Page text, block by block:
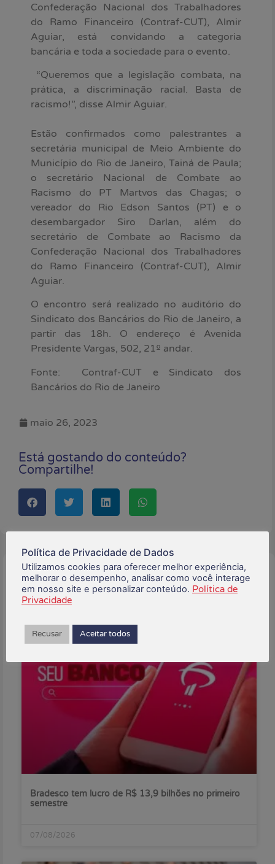
Confederação Nacional dos Trabalhadores
do Ramo Financeiro (Contraf-CUT), Almir
Aguiar, está convidando a categoria
bancária e toda a sociedade para o evento.
“Queremos que a legislação combata, na
prática, a discriminação racial. Basta de
racismo!”, disse Almir Aguiar.
Estão confirmados como palestrantes a
secretária municipal de Meio Ambiente do
Município do Rio de Janeiro, Tainá de Paula;
o secretário Nacional de Combate ao
Racismo do PT Martvos das Chagas; o
vereador do Rio Edson Santos (PT) e o
desembargador Siro Darlan, além do
secretário de Combate ao Racismo da
Confederação Nacional dos Trabalhadores
do Ramo Financeiro (Contraf-CUT), Almir
Aguiar.
O encontro será realizado no auditório do
Sindicato dos Bancários do Rio de Janeiro, a
partir das 18h. O endereço é Avenida
Presidente Vargas, 502, 21º andar.
Fonte: Contraf-CUT e Sindicato dos
Bancários do Rio de Janeiro
maio 26, 2023
Está gostando do conteúdo?
Compartilhe!
Buscar:
Posts Recentes:
Bradesco tem lucro de R$ 13,9 bilhões no primeiro
semestre
07/08/2026
Política de Privacidade de Dados
Utilizamos cookies para oferecer melhor experiência,
melhorar o desempenho, analisar como você interage
em nosso site e personalizar conteúdo. Política de
Privacidade
Recusar Aceitar todos